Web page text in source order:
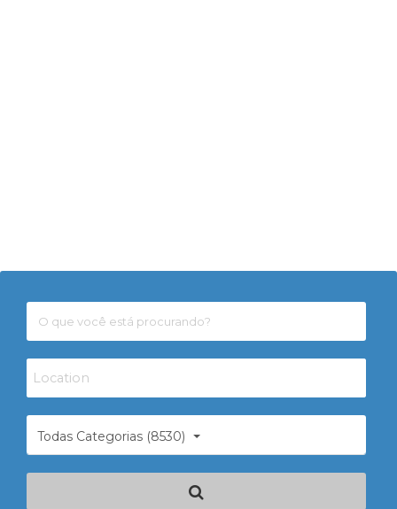
Todas Categorias (8530)